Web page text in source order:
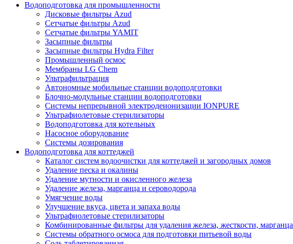
Водоподготовка для промышленности
Дисковые фильтры Azud
Сетчатые фильтры Azud
Сетчатые фильтры YAMIT
Засыпные фильтры
Засыпные фильтры Hydra Filter
Промышленный осмос
Мембраны LG Chem
Ультрафильтрация
Автономные мобильные станции водоподготовки
Блочно-модульные станции водоподготовки
Системы непрерывной электродеионизации IONPURE
Ультрафиолетовые стерилизаторы
Водоподготовка для котельных
Насосное оборудование
Системы дозирования
Водоподготовка для коттеджей
Каталог систем водоочистки для коттеджей и загородных домов
Удаление песка и окалины
Удаление мутности и окисленного железа
Удаление железа, марганца и сероводорода
Умягчение воды
Улучшение вкуса, цвета и запаха воды
Ультрафиолетовые стерилизаторы
Комбинированные фильтры для удаления железа, жесткости, марганца
Системы обратного осмоса для подготовки питьевой воды